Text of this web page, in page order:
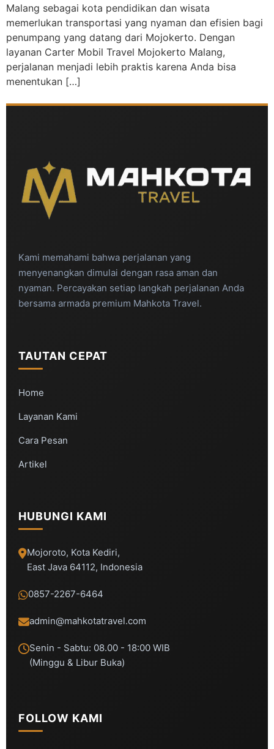
Malang sebagai kota pendidikan dan wisata
memerlukan transportasi yang nyaman dan efisien bagi
penumpang yang datang dari Mojokerto. Dengan
layanan Carter Mobil Travel Mojokerto Malang,
perjalanan menjadi lebih praktis karena Anda bisa
menentukan […]
Kami memahami bahwa perjalanan yang
menyenangkan dimulai dengan rasa aman dan
nyaman. Percayakan setiap langkah perjalanan Anda
bersama armada premium Mahkota Travel.
TAUTAN CEPAT
Home
Layanan Kami
Cara Pesan
Artikel
HUBUNGI KAMI
Mojoroto, Kota Kediri,
East Java 64112, Indonesia
0857-2267-6464
admin@mahkotatravel.com
Senin - Sabtu: 08.00 - 18:00 WIB
(Minggu & Libur Buka)
FOLLOW KAMI